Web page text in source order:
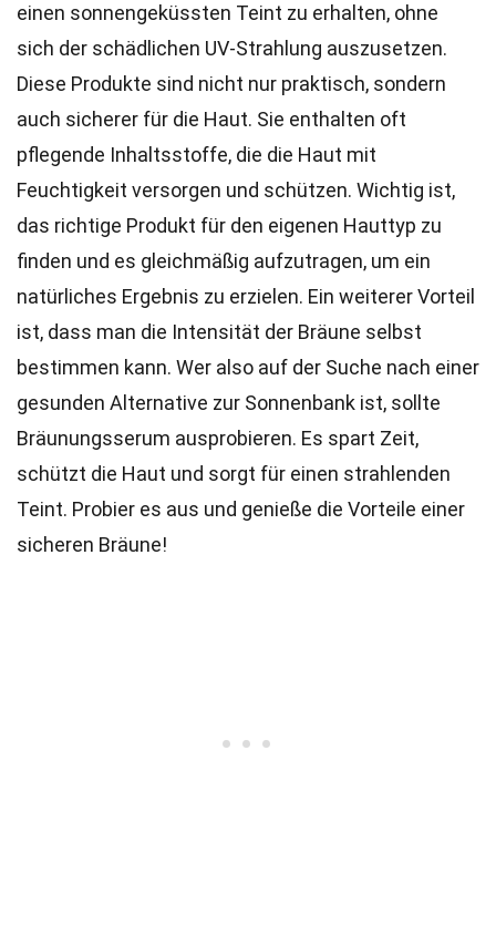
einen sonnengeküssten Teint zu erhalten, ohne
sich der schädlichen UV-Strahlung auszusetzen.
Diese Produkte sind nicht nur praktisch, sondern
auch sicherer für die Haut. Sie enthalten oft
pflegende Inhaltsstoffe, die die Haut mit
Feuchtigkeit versorgen und schützen. Wichtig ist,
das richtige Produkt für den eigenen Hauttyp zu
finden und es gleichmäßig aufzutragen, um ein
natürliches Ergebnis zu erzielen. Ein weiterer Vorteil
ist, dass man die Intensität der Bräune selbst
bestimmen kann. Wer also auf der Suche nach einer
gesunden Alternative zur Sonnenbank ist, sollte
Bräunungsserum ausprobieren. Es spart Zeit,
schützt die Haut und sorgt für einen strahlenden
Teint. Probier es aus und genieße die Vorteile einer
sicheren Bräune!